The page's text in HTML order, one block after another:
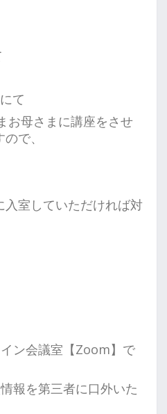
て
お母さまに講座をさせ
で、
入室していただければ対
ン会議室【Zoom】で
報を第三者に口外いた